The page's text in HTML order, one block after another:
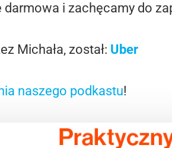
i zachęcamy do
Michała, został: Uber
naszego podkastu!